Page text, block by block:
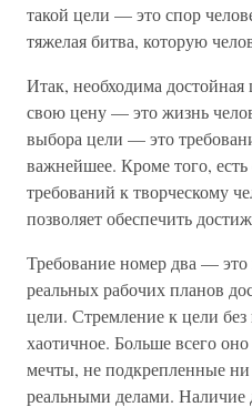
такой цели — это спор
тяжелая битва, которую
Итак, необходима
свою цену — это жизнь
выбора цели — это
важнейшее. Кроме того,
требований к творческому
позволяет обеспечить
Требование номер два — это
реальных рабочих планов
цели. Стремление к цели
хаотичное. Больше всего
мечты, не подкрепленные
реальными делами. Наличие